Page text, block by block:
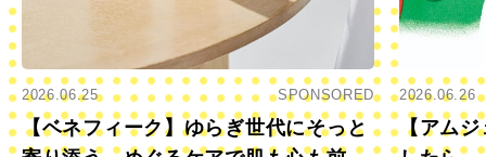
2026.06.25 SPONSORED
【ベネフィーク】ゆらぎ世代にそっと
2026.06.26
【アムジ